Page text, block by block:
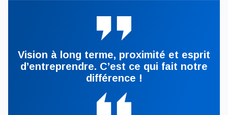
Vision à long terme, proximité et esprit
d’entreprendre. C’est ce qui fait notre
différence !